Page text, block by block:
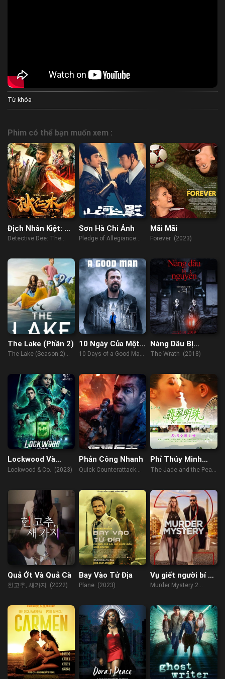
Từ khóa
Phim có thể bạn muốn xem :
Địch Nhân Kiệt: Xi
Vưu Huyết Đằng
Detective Dee: The
Sơn Hà Chi Ảnh
Pledge of Allegiance
Mãi Mãi
Forever (2023)
The Lake (Phần 2)
The Lake (Season 2)
10 Ngày Của Một
Người Tốt
10 Days of a Good Man
Nàng Dâu Bị
Nguyền Rủa
The Wrath (2018)
Lockwood Và
Đồng Sự
Lockwood & Co. (2023)
Phản Công Nhanh
Quick Counterattack
Phỉ Thúy Minh
Châu
The Jade and the Pearl
Quả Ớt Và Quả Cà
헌고추, 새가지 (2022)
Bay Vào Tử Địa
Plane (2023)
Vụ giết người bí ẩn
2
Murder Mystery 2